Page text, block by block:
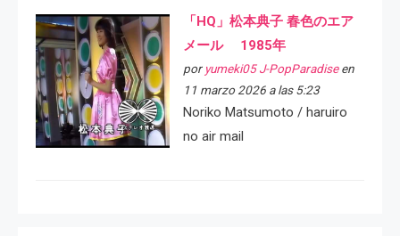
「HQ」松本典子 春色のエア
メール 1985年
por yumeki05 J-PopParadiseen
11 marzo 2026 a las 5:23
Noriko Matsumoto / haruiro
no air mail